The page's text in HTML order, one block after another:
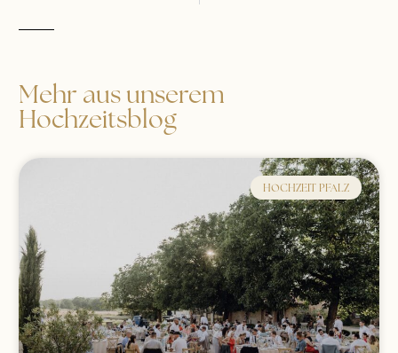
Mehr aus unserem
Hochzeitsblog
HOCHZEIT PFALZ